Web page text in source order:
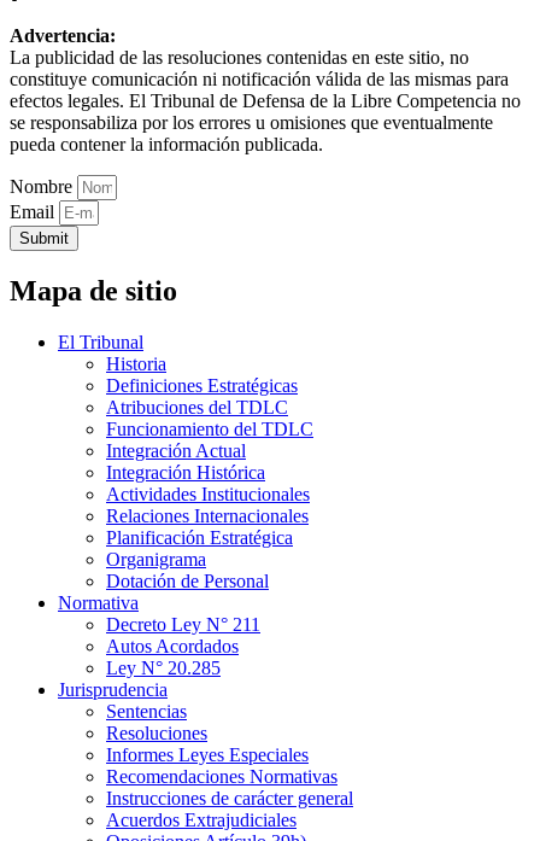
Advertencia:
La publicidad de las resoluciones contenidas en este sitio, no
constituye comunicación ni notificación válida de las mismas para
efectos legales. El Tribunal de Defensa de la Libre Competencia no
se responsabiliza por los errores u omisiones que eventualmente
pueda contener la información publicada.
Nombre
Email
Submit
Mapa de sitio
El Tribunal
Historia
Definiciones Estratégicas
Atribuciones del TDLC
Funcionamiento del TDLC
Integración Actual
Integración Histórica
Actividades Institucionales
Relaciones Internacionales
Planificación Estratégica
Organigrama
Dotación de Personal
Normativa
Decreto Ley N° 211
Autos Acordados
Ley N° 20.285
Jurisprudencia
Sentencias
Resoluciones
Informes Leyes Especiales
Recomendaciones Normativas
Instrucciones de carácter general
Acuerdos Extrajudiciales